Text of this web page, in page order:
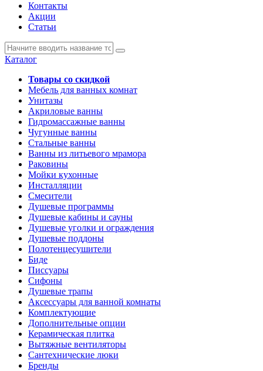
Контакты
Акции
Статьи
Каталог
Товары со скидкой
Мебель для ванных комнат
Унитазы
Акриловые ванны
Гидромассажные ванны
Чугунные ванны
Стальные ванны
Ванны из литьевого мрамора
Раковины
Мойки кухонные
Инсталляции
Смесители
Душевые программы
Душевые кабины и сауны
Душевые уголки и ограждения
Душевые поддоны
Полотенцесушители
Биде
Писсуары
Сифоны
Душевые трапы
Аксессуары для ванной комнаты
Комплектующие
Дополнительные опции
Керамическая плитка
Вытяжные вентиляторы
Сантехнические люки
Бренды